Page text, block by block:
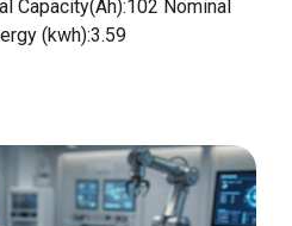
Capacity(Ah):102 Nominal
(kwh):3.59